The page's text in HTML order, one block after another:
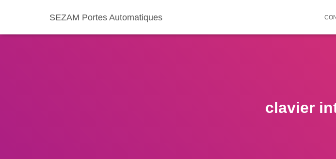
SEZAM Portes Automatiques
clavier